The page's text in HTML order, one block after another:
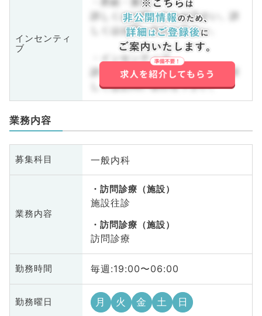
インセンティ
ブ
詳しくはお問い合わせ下さい。詳
しくはお問い合わせ下さい。
・インセンティブ
詳しくはお問い合わせ下さい。詳
しくはお問い合わせ下さい。
業務内容
募集科目 一般内科
業務内容
訪問診療（施設）
施設往診
訪問診療（施設）
訪問診療
勤務時間 毎週:19:00〜06:00
勤務曜日 月 火 金 土 日